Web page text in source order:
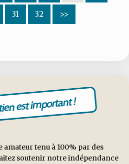
31 32 >>
est important !
amateur tenu à 100% par des
soutenir notre indépendance